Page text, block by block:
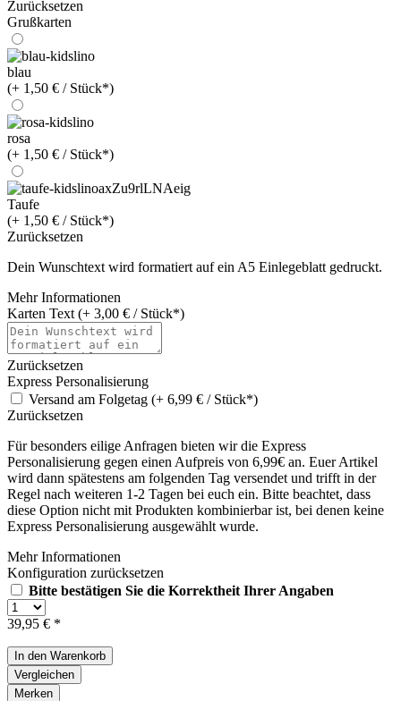
Zurücksetzen
Grußkarten
blau
(+ 1,50 € / Stück*)
rosa
(+ 1,50 € / Stück*)
Taufe
(+ 1,50 € / Stück*)
Zurücksetzen
Dein Wunschtext wird formatiert auf ein A5 Einlegeblatt gedruckt.
Mehr Informationen
Karten Text (+ 3,00 € / Stück*)
Zurücksetzen
Express Personalisierung
Versand am Folgetag (+ 6,99 € / Stück*)
Zurücksetzen
Für besonders eilige Anfragen bieten wir die Express
Personalisierung gegen einen Aufpreis von 6,99€ an. Euer Artikel
wird dann spätestens am folgenden Tag versendet und trifft in der
Regel nach weiteren 1-2 Tagen bei euch ein. Bitte beachtet, dass
diese Option nicht mit Produkten kombinierbar ist, bei denen keine
Express Personalisierung ausgewählt wurde.
Mehr Informationen
Konfiguration zurücksetzen
Bitte bestätigen Sie die Korrektheit Ihrer Angaben
39,95 € *
In den Warenkorb
Vergleichen
Merken